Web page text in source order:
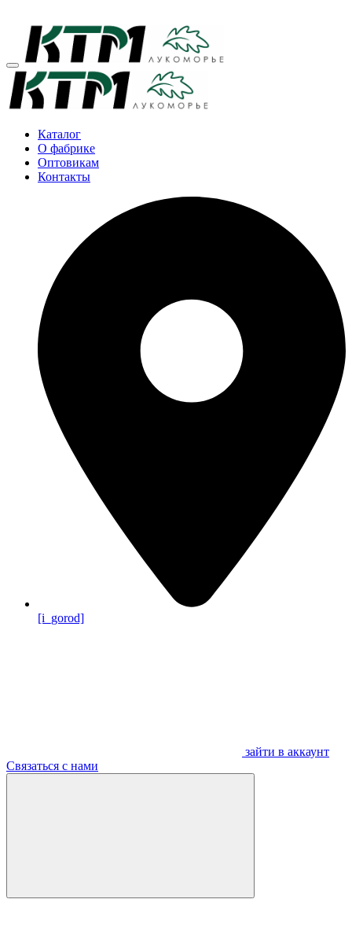
Каталог
О фабрике
Оптовикам
Контакты
[i_gorod]
зайти в аккаунт
Связаться с нами